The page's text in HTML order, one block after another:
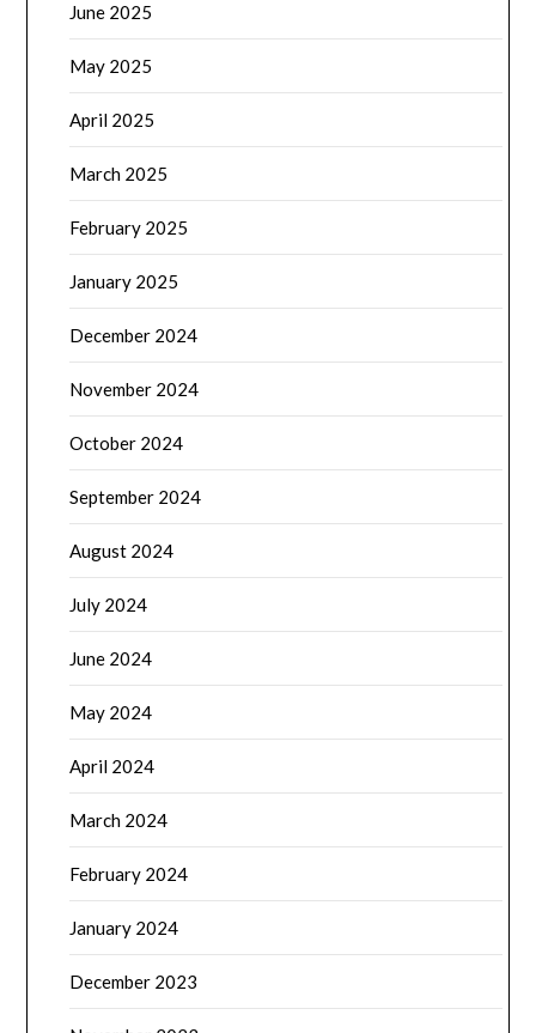
June 2025
May 2025
April 2025
March 2025
February 2025
January 2025
December 2024
November 2024
October 2024
September 2024
August 2024
July 2024
June 2024
May 2024
April 2024
March 2024
February 2024
January 2024
December 2023